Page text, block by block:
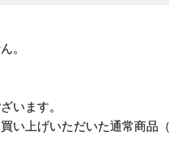
。
います。
い上げいただいた通常商品